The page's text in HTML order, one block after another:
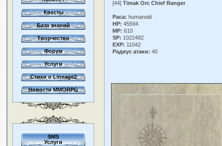
Квесты
База знаний
Творчество
Форум
Услуги
Стихи о Lineage2
Новости MMORPG
SMS
Услуги
[44] Timak Orc Chief Ranger
Раса: humanoid
HP: 45594
MP: 610
SP: 1022482
EXP: 11042
Радиус атаки: 40